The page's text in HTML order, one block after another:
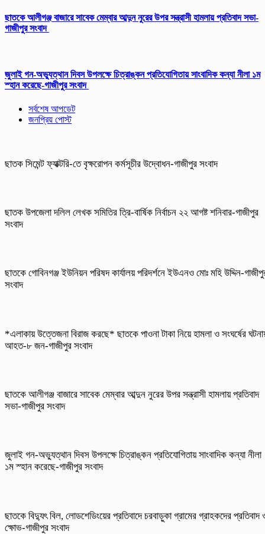
ছাতকে আলীগঞ্জ বাজারে সাবেক মেম্বার আব্দুন নুরের উপর সন্ত্রাসী হামলায় প্রতিবাদ সভা-
গাজীপুর সংবাদ
জুলাই গন-অভ্যুত্থান দিবস উপলক্ষে চিত্রাঙ্কন প্রতিযোগিতায় সাংবাদিক কন্যা নীলা ১ম
স্হান করেছে-গাজীপুর সংবাদ
সর্বশেষ আপডেট
জনপ্রিয় পোস্ট
ছাতক সিমেন্ট ফ্যাক্টরি-তে বৃক্ষরোপন কর্মসূচীর উদ্বোধন-গাজীপুর সংবাদ
ছাতক উপজেলা দলিল লেখক সমিতির ত্রি-বার্ষিক নির্বাচন ২২ আগষ্ট শনিবার-গাজীপুর
সংবাদ
ছাতকে গোবিনগঞ্জ ইউনিয়ন পরিষদ কার্যালয় পরিদর্শনে ইউএনও মোঃ মহি উদ্দিন-
সংবাদ
*এলাকায় উত্তেজনা বিরাজ করছে* ছাতকে পাওনা টাকা নিয়ে হামলা ও সংঘর্ষের
আহত-৮ জন-গাজীপুর সংবাদ
ছাতকে আলীগঞ্জ বাজারে সাবেক মেম্বার আব্দুন নুরের উপর সন্ত্রাসী হামলায় প্রতিবাদ
সভা-গাজীপুর সংবাদ
জুলাই গন-অভ্যুত্থান দিবস উপলক্ষে চিত্রাঙ্কন প্রতিযোগিতায় সাংবাদিক কন্যা নীলা
১ম স্হান করেছে-গাজীপুর সংবাদ
ছাতকে বিদ্যুৎ বিল, লোডশেডিংয়ের প্রতিবাদে চরবাড়ুকা গ্রামের গ্রাহকদের প্রতিবাদ
ক্ষোভ-গাজীপুর সংবাদ